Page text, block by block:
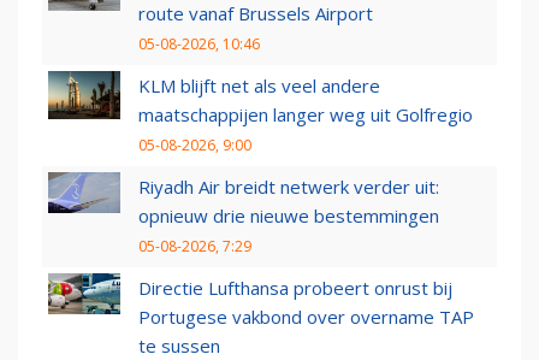
route vanaf Brussels Airport
05-08-2026, 10:46
KLM blijft net als veel andere
maatschappijen langer weg uit Golfregio
05-08-2026, 9:00
Riyadh Air breidt netwerk verder uit:
opnieuw drie nieuwe bestemmingen
05-08-2026, 7:29
Directie Lufthansa probeert onrust bij
Portugese vakbond over overname TAP
te sussen